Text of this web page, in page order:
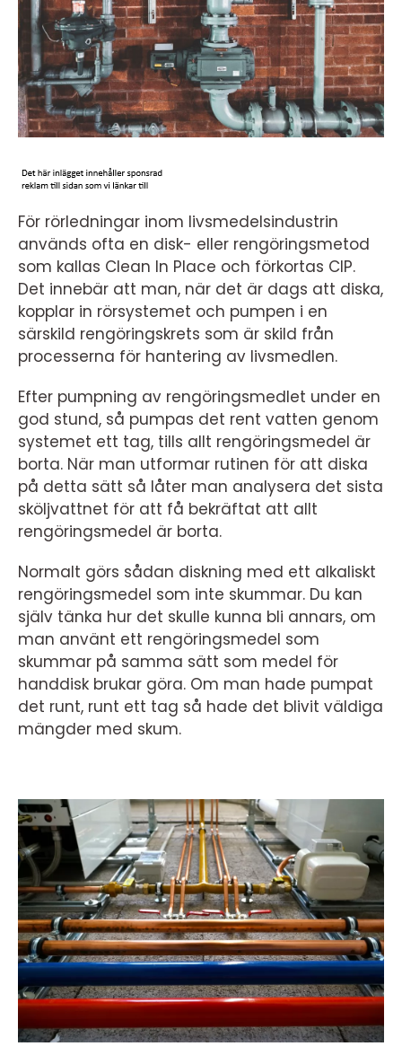
För rörledningar inom livsmedelsindustrin
används ofta en disk- eller rengöringsmetod
som kallas Clean In Place och förkortas CIP.
Det innebär att man, när det är dags att diska,
kopplar in rörsystemet och pumpen i en
särskild rengöringskrets som är skild från
processerna för hantering av livsmedlen.
Efter pumpning av rengöringsmedlet under en
god stund, så pumpas det rent vatten genom
systemet ett tag, tills allt rengöringsmedel är
borta. När man utformar rutinen för att diska
på detta sätt så låter man analysera det sista
sköljvattnet för att få bekräftat att allt
rengöringsmedel är borta.
Normalt görs sådan diskning med ett alkaliskt
rengöringsmedel som inte skummar. Du kan
själv tänka hur det skulle kunna bli annars, om
man använt ett rengöringsmedel som
skummar på samma sätt som medel för
handdisk brukar göra. Om man hade pumpat
det runt, runt ett tag så hade det blivit väldiga
mängder med skum.